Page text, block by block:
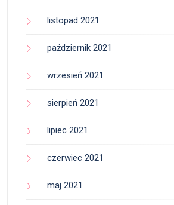
listopad 2021
październik 2021
wrzesień 2021
sierpień 2021
lipiec 2021
czerwiec 2021
maj 2021